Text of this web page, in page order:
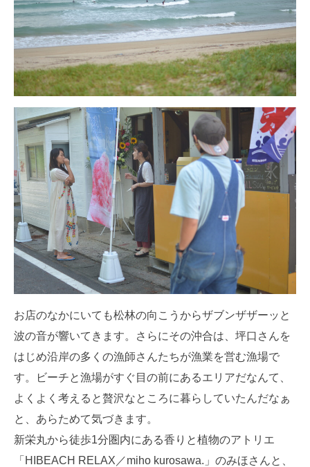
お店のなかにいても松林の向こうからザブンザザーッと
波の音が響いてきます。さらにその沖合は、坪口さんを
はじめ沿岸の多くの漁師さんたちが漁業を営む漁場で
す。ビーチと漁場がすぐ目の前にあるエリアだなんて、
よくよく考えると贅沢なところに暮らしていたんだなぁ
と、あらためて気づきます。
新栄丸から徒歩1分圏内にある香りと植物のアトリエ
「HIBEACH RELAX／miho kurosawa.」のみほさんと、